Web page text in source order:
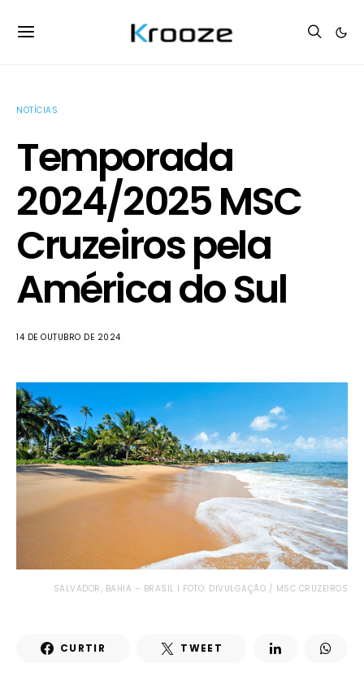
NOTÍCIAS
Temporada
2024/2025 MSC
Cruzeiros pela
América do Sul
14 DE OUTUBRO DE 2024
SALVADOR, BAHIA – BRASIL | FOTO: DIVULGAÇÃO / MSC CRUZEIROS
CURTIR TWEET